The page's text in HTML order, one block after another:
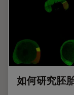
如何研究胚